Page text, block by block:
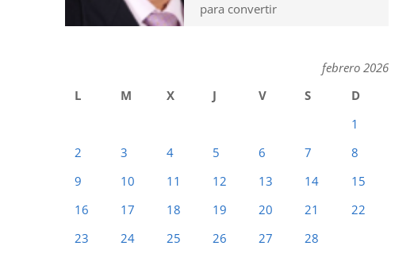
para convertir
febrero 2026
L
M X J V S
D
1
2
3 4 5 6 7
8
9
10 11 12 13 14
15
16
17 18 19 20 21
22
23
24 25 26 27 28